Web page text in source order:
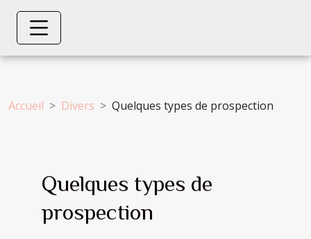
Accueil Divers Quelques types de prospection
Quelques types de
prospection